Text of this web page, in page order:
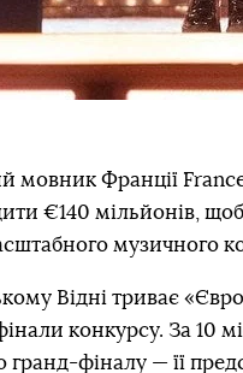
мовник Франції
€140 мільйонів,
музичного
Відні триває
конкурсу. За 10
фіналу — її